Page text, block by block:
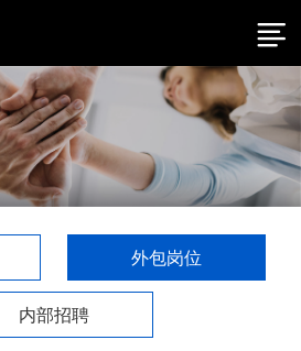
外包岗位
内部招聘